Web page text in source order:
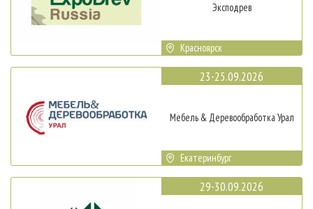
Эксподрев
Красноярск
23-25.09.2026
Мебель & Деревообработка Урал
Екатеринбург
29-30.09.2026